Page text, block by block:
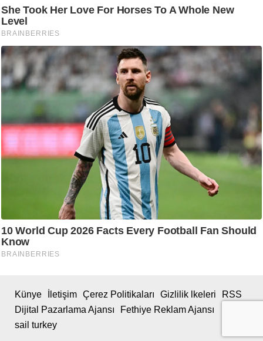
Künye İletişim Çerez Politikaları Gizlilik lkeleri
RSS
Dijital Pazarlama Ajansı
Fethiye Reklam Ajansı
sail turkey